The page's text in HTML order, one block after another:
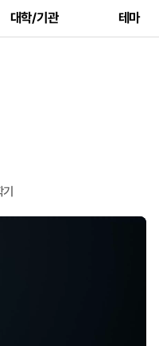
대학/기관 테마